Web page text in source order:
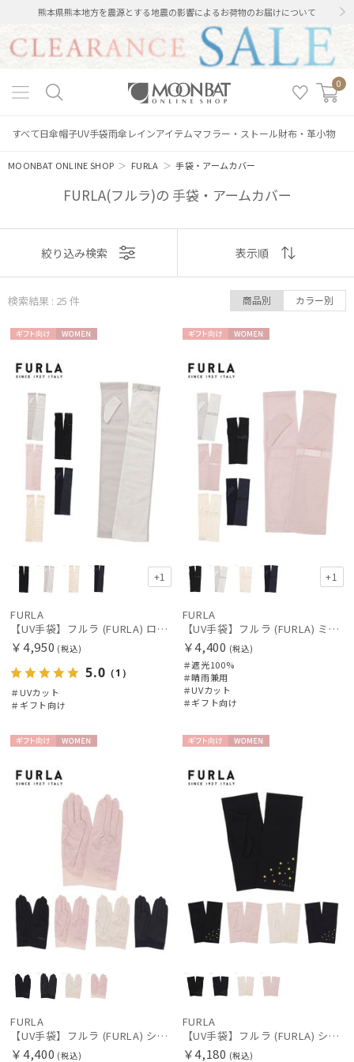
熊本県熊本地方を震源とする地震の影響によるお荷物のお届けについて
0
すべて日傘帽子UV手袋雨傘 レインアイテムマフラー・ストール財布・革小物
MOONBAT ONLINE SHOP ＞ FURLA ＞手袋・アームカバー
FURLA(フルラ)の 手袋・アームカバー
絞り込み
レディース キッズ
カテゴリー
ブランド
BLUNT
ブラント
DAKS
ダックス
estaa
表示
おすすめ
価格の高い
順
価格の低い
順
人気順
売上点数順
お気に入り
絞り込み検索 表示順
検索結果 : 25 件 商品別 カラー別
向け
N
+1
FURLA
【UV手袋】フルラ (FURLA) ロング ＵＶ手袋 リボン 指無し
￥4,950 (税込)
5.0 （1）
＃UVカット
＃ギフト向け
向け
N
+1
FURLA
【UV手袋】フルラ (FURLA) ミディアム ＵＶ手袋 リボン 指無し
￥4,400 (税込)
＃遮光100%
＃晴雨兼用
＃UVカット
＃ギフト向け
向け
N
FURLA
【UV手袋】フルラ (FURLA) ショート ＵＶ手袋 ロゴ刺繍 5本指 接触冷感
￥4,400 (税込)
向け
N
FURLA
【UV手袋】フルラ (FURLA) ショート ＵＶ手袋 ミモザ 指無し 接触冷感
￥4,180 (税込)